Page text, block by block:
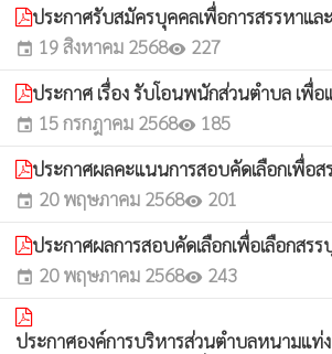
ประกาศรับสมัครบุคคลเพื่อการสรรหาแ
event 19 สิงหาคม 2568visibility 227
ประกาศ เรื่อง รับโอนพนักส่วนตำบล เพื่
event 15 กรกฎาคม 2568visibility 185
ประกาศผลคะแนนการสอบคัดเลือกเพื่อ
event 20 พฤษภาคม 2568visibility 201
ประกาศผลการสอบคัดเลือกเพื่อเลือกส
event 20 พฤษภาคม 2568visibility 243
ประกาศองค์การบริหารส่วนตำบลหนามแท่ง